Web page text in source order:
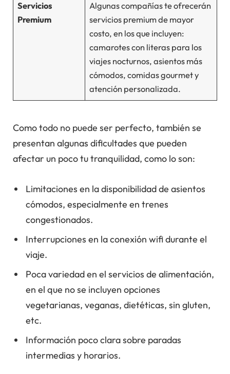
Servicios
Premium
Algunas compañías te ofrecerán
servicios premium de mayor
costo, en los que incluyen:
camarotes con literas para los
viajes nocturnos, asientos más
cómodos, comidas gourmet y
atención personalizada.
Como todo no puede ser perfecto, también se
presentan algunas dificultades que pueden
afectar un poco tu tranquilidad, como lo son:
Limitaciones en la disponibilidad de asientos
cómodos, especialmente en trenes
congestionados.
Interrupciones en la conexión wifi durante el
viaje.
Poca variedad en el servicios de alimentación,
en el que no se incluyen opciones
vegetarianas, veganas, dietéticas, sin gluten,
etc.
Información poco clara sobre paradas
intermedias y horarios.